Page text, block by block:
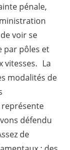
pénale,
voir se
par pôles et
vitesses. La
modalités de
représente
défendu
de